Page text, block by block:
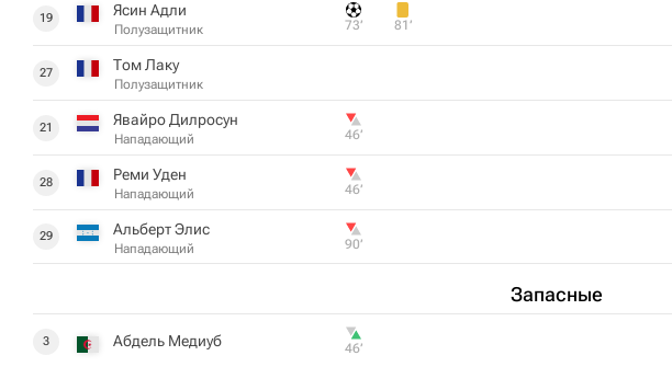
19 Ясин Адли
Полузащитник 73‎’‎ 81‎’‎
27 Том Лаку
Полузащитник
21 Явайро Дилросун
Нападающий 46‎’‎
28 Реми Уден
Нападающий 46‎’‎
29 Альберт Элис
Нападающий 90‎’‎
Запасные
3 Абдель Медиуб 46‎’‎